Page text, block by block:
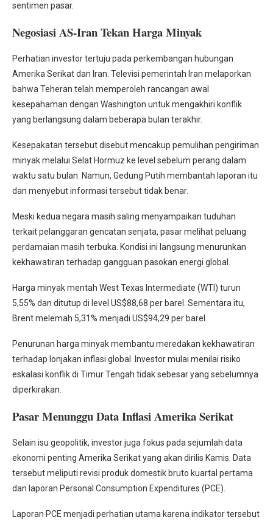
sentimen pasar.
Negosiasi AS-Iran Tekan Harga Minyak
Perhatian investor tertuju pada perkembangan hubungan
Amerika Serikat dan Iran. Televisi pemerintah Iran melaporkan
bahwa Teheran telah memperoleh rancangan awal
kesepahaman dengan Washington untuk mengakhiri konflik
yang berlangsung dalam beberapa bulan terakhir.
Kesepakatan tersebut disebut mencakup pemulihan pengiriman
minyak melalui Selat Hormuz ke level sebelum perang dalam
waktu satu bulan. Namun, Gedung Putih membantah laporan itu
dan menyebut informasi tersebut tidak benar.
Meski kedua negara masih saling menyampaikan tuduhan
terkait pelanggaran gencatan senjata, pasar melihat peluang
perdamaian masih terbuka. Kondisi ini langsung menurunkan
kekhawatiran terhadap gangguan pasokan energi global.
Harga minyak mentah West Texas Intermediate (WTI) turun
5,55% dan ditutup di level US$88,68 per barel. Sementara itu,
Brent melemah 5,31% menjadi US$94,29 per barel.
Penurunan harga minyak membantu meredakan kekhawatiran
terhadap lonjakan inflasi global. Investor mulai menilai risiko
eskalasi konflik di Timur Tengah tidak sebesar yang sebelumnya
diperkirakan.
Pasar Menunggu Data Inflasi Amerika Serikat
Selain isu geopolitik, investor juga fokus pada sejumlah data
ekonomi penting Amerika Serikat yang akan dirilis Kamis. Data
tersebut meliputi revisi produk domestik bruto kuartal pertama
dan laporan Personal Consumption Expenditures (PCE).
Laporan PCE menjadi perhatian utama karena indikator tersebut